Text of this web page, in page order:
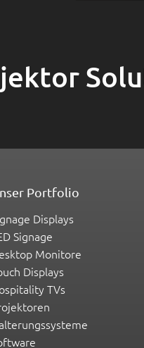
Portfolio
Displays
Signage
Monitore
Displays
TVs